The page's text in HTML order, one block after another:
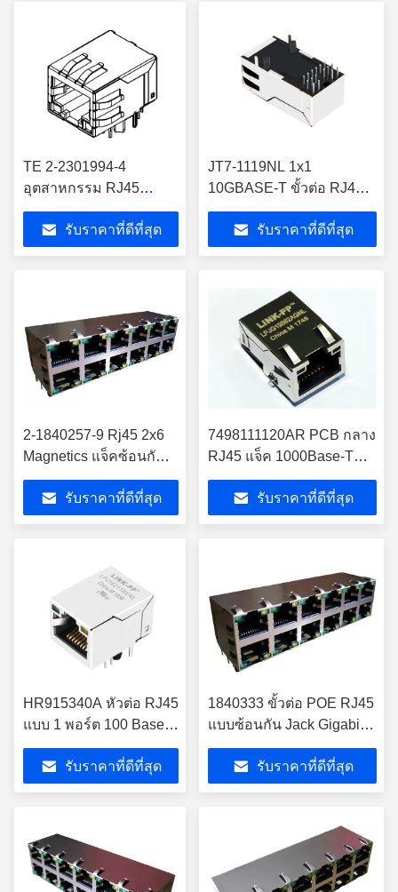
TE 2-2301994-4
อุตสาหกรรม RJ45
MagJack Cat 5e ปราง
มุมขวารับราคาที่ดีที่สุด
JT7-1119NL 1x1
10GBASE-T ขั้วต่อ RJ45
พร้อม PoE 4 คู่ 90W
รับราคาที่ดีที่สุด
2-1840257-9 Rj45 2x6
Magnetics แจ็คซ้อนกัน
Gigabit Lan 10/100 /
1000Base-Tรับราคาที่ดีที่สุด
7498111120AR PCB กลาง
RJ45 แจ็ค 1000Base-T
SMT Industrial Temp
รับราคาที่ดีที่สุด
HR915340A หัวต่อ RJ45
แบบ 1 พอร์ต 100 Base-T
มุมฉาก
รับราคาที่ดีที่สุด
1840333 ขั้วต่อ POE RJ45
แบบซ้อนกัน Jack Gigabit
POE + 2x6 POE Rj45
Pinout 1840353
รับราคาที่ดีที่สุด